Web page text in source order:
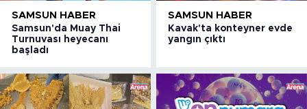
SAMSUN HABER
Samsun'da Muay Thai
Turnuvası heyecanı
başladı
SAMSUN HABER
Kavak'ta konteyner evde
yangın çıktı